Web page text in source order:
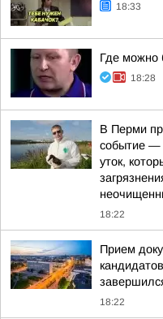
18:33
Где можно
18:28
В Перми
событие —
уток,
18:22
Прием
18:22